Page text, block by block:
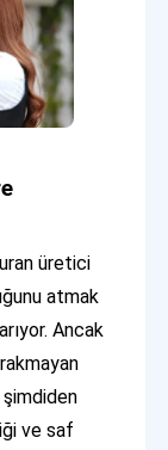
üretici
atmak
Ancak
ve saf